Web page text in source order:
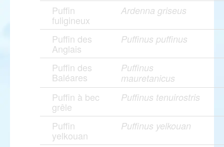
Puffin
fuligineux
Ardenna griseus
Puffin des
Anglais
Puffinus puffinus
Puffin des
Baléares
Puffinus
mauretanicus
Puffin à bec
grêle
Puffinus tenuirostris
Puffin
yelkouan
Puffinus yelkouan